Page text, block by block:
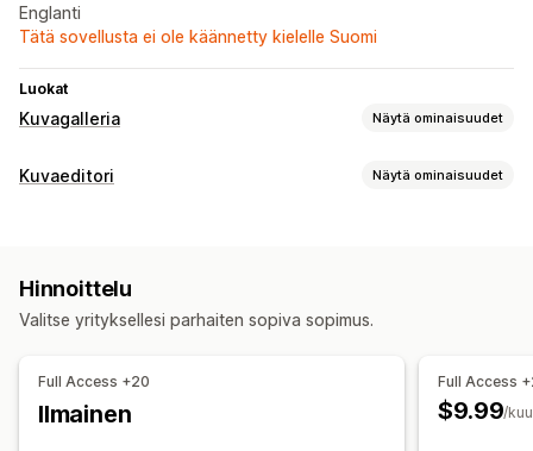
Englanti
Tätä sovellusta ei ole käännetty kielelle Suomi
Luokat
Kuvagalleria Näytä ominaisuudet
Galleriatyypit
Mukautukset
Mukautetut tyylit
Joukkolataus (siirto)
Mobiiliresponsiivisuus
Kuvaeditori Näytä ominaisuudet
Kuvan pakkaus
Mukautetut taustat Generatiivinen täyttö
Tiedostojen lataus (lähettäminen)
Hinnoittelu
Valitse yrityksellesi parhaiten sopiva sopimus.
Full Access +20
Ilmainen
Full Access
$9.99/